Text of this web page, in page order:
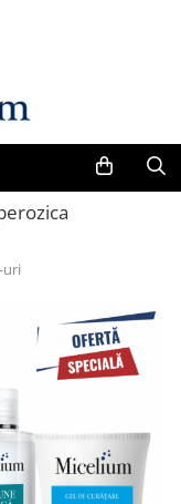
uri